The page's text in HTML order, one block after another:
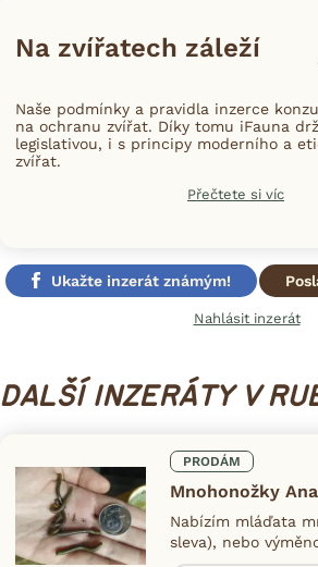
Na zvířatech záleží
Naše podmínky a pravidla inzerce
na ochranu zvířat. Díky tomu iFauna
legislativou, i s principy moderního a
zvířat.
Přečtete si víc
Ukažte inzerát známým!
Nahlásit inzerát
DALŠÍ INZERÁTY V
PRODÁM
Mnohonožky
Nabízím mláďata
sleva), nebo